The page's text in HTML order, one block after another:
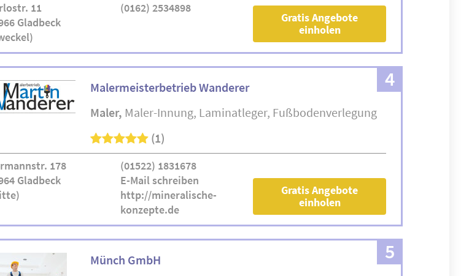
11
Gladbeck
(0162) 2534898
Gratis Angebote
einholen
4
Malermeisterbetrieb Wanderer
Maler Maler-Innung Laminatleger Fußbodenverlegung
(1)
178
Gladbeck
(01522) 1831678
E-Mail schreiben
http://mineralische-
konzepte.de
Gratis Angebote
einholen
5
Münch GmbH